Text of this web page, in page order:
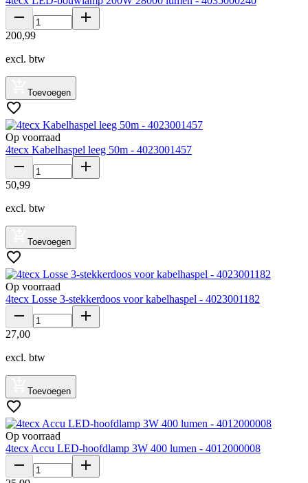
200,99
excl. btw
Toevoegen
Op voorraad
4tecx Kabelhaspel leeg 50m - 4023001457
50,99
excl. btw
Toevoegen
Op voorraad
4tecx Losse 3-stekkerdoos voor kabelhaspel - 4023001182
27,00
excl. btw
Toevoegen
Op voorraad
4tecx Accu LED-hoofdlamp 3W 400 lumen - 4012000008